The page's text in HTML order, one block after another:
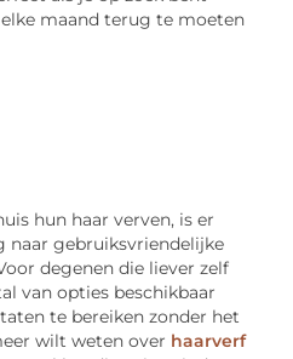
maand terug te moeten
hun haar verven, is er
naar gebruiksvriendelijke
degenen die liever zelf
van opties beschikbaar
te bereiken zonder het
wilt weten over haarverf